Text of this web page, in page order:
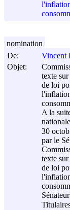
De:
Vincent
Objet:
texte
de loi
A la
30
par le
texte
de loi
nomination